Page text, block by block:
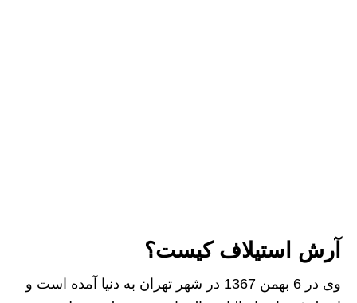
آرش استیلاف کیست؟
وی در 6 بهمن 1367 در شهر تهران به دنیا آمده است و